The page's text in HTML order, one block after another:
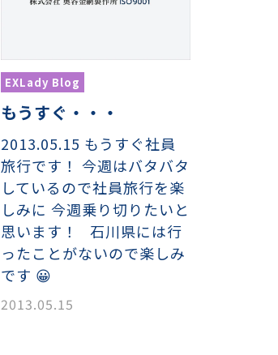
EXLady Blog
もうすぐ・・・
2013.05.15 もうすぐ社員
旅行です！ 今週はバタバタ
しているので社員旅行を楽
しみに 今週乗り切りたいと
思います！ 石川県には行
ったことがないので楽しみ
です 😀
2013.05.15